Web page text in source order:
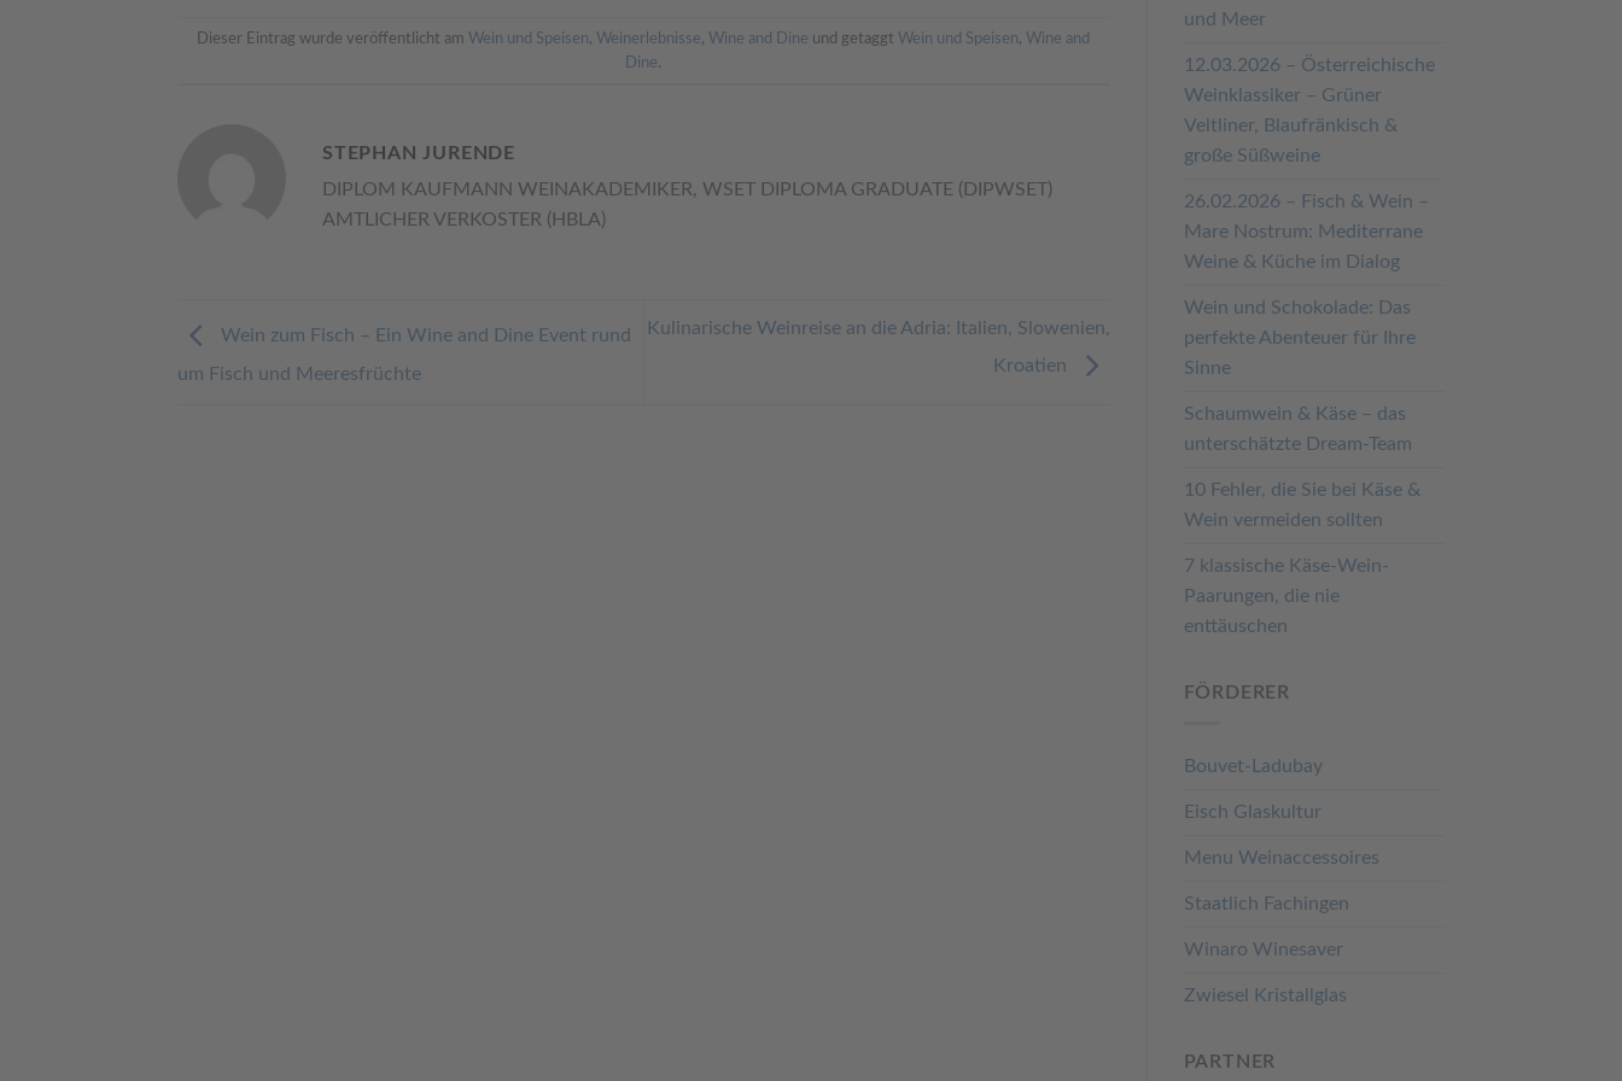
Dieser Eintrag wurde veröffentlicht am Wein und Speisen, Weinerlebnisse, Wine and Dine und getaggt Wein und Speisen, Wine and
Dine.
STEPHAN JURENDE
DIPLOM KAUFMANN WEINAKADEMIKER, WSET DIPLOMA GRADUATE (DIPWSET)
AMTLICHER VERKOSTER (HBLA)
Wein zum Fisch – Ein Wine and Dine Event rund
um Fisch und Meeresfrüchte
Kulinarische Weinreise an die Adria: Italien, Slowenien,
Kroatien
und Meer
12.03.2026 – Österreichische
Weinklassiker – Grüner
Veltliner, Blaufränkisch &
große Süßweine
26.02.2026 – Fisch & Wein –
Mare Nostrum: Mediterrane
Weine & Küche im Dialog
Wein und Schokolade: Das
perfekte Abenteuer für Ihre
Sinne
Schaumwein & Käse – das
unterschätzte Dream-Team
10 Fehler, die Sie bei Käse &
Wein vermeiden sollten
7 klassische Käse-Wein-
Paarungen, die nie
enttäuschen
FÖRDERER
Bouvet-Ladubay
Eisch Glaskultur
Menu Weinaccessoires
Staatlich Fachingen
Winaro Winesaver
Zwiesel Kristallglas
PARTNER